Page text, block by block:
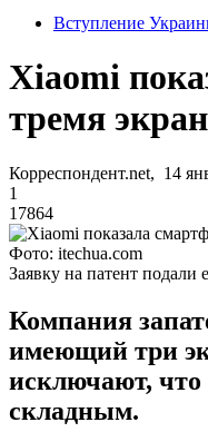
Вступление
Xiaomi
тремя
Корреспондент.net, 14
1
17864
Фото: itechua.com
Заявку на патент
Компания
имеющий три
исключают, что
складным.